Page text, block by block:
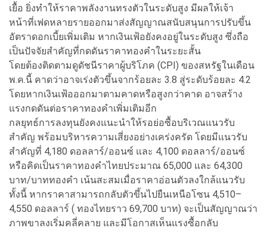
เยื้อ ยิ่งทำให้ราคาพลังงานทรงตัวในระดับสูง มีผลให้เจ้า
หน้าที่เฟดหลายรายออกมาส่งสัญญาณสนับสนุนการปรับขึ้น
อัตราดอกเบี้ยเพิ่มเติม หากเงินเฟ้อยังคงอยู่ในระดับสูง ซึ่งถือ
เป็นปัจจัยสำคัญที่กดดันราคาทองคำในระยะสั้น
โดยต้องติดตามดูดัชนีราคาผู้บริโภค (CPI) ของสหรัฐในเดือน
พ.ค.นี้ คาดว่าอาจเร่งตัวขึ้นจากร้อยละ 3.8 สู่ระดับร้อยละ 4.2
โดยหากเงินเฟ้อออกมาตามคาดหรือสูงกว่าคาด อาจสร้าง
แรงกดดันต่อราคาทองคำเพิ่มเติมอีก
กลยุทธ์การลงทุนยังคงแนะนำให้รอย่อซื้อบริเวณแนวรับ
สำคัญ พร้อมบริหารความเสี่ยงอย่างเคร่งครัด โดยมีแนวรับ
สำคัญที่ 4,180 ดอลลาร์/ออนซ์ และ 4,100 ดอลลาร์/ออนซ์
หรือคิดเป็นราคาทองคำไทยประมาณ 65,000 และ 64,300
บาท/บาททองคำ เน้นสะสมเมื่อราคาอ่อนตัวลงใกล้แนวรับ
ทั้งนี้ หากราคาสามารถกลับตัวขึ้นไปยืนเหนือโซน 4,510–
4,550 ดอลลาร์ ( ทองไทยราว 69,700 บาท) จะเป็นสัญญาณว่า
ภาพขาลงเริ่มคลี่คลาย และมีโอกาสเห็นแรงซื้อกลับ